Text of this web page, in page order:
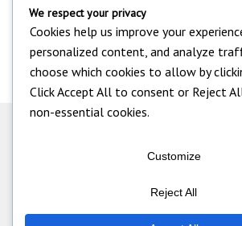
We respect your privacy
Cookies help us improve your
personalized content, and analyze
choose which cookies to allow by
ClickAccept All to consent or Reject
non-essential cookies.
Customize
Reject All